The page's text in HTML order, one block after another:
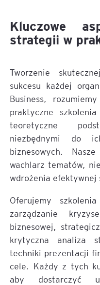
Kluczowe
strategii w
Tworzenie
sukcesu każdej
Business,
praktyczne
teoretyczne
niezbędnymi do
biznesowych.
wachlarz tematów,
wdrożenia
Oferujemy
zarządzanie
biznesowej,
krytyczna analiza
techniki prezentacji
cele. Każdy z tych
aby dostarczyć